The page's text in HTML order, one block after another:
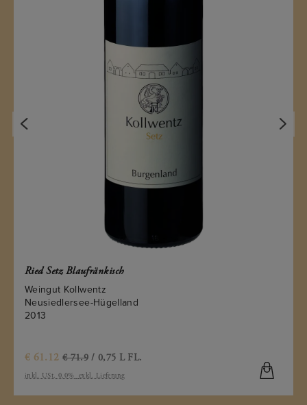
Ried Setz Blaufränkisch
Weingut Kollwentz
Neusiedlersee-Hügelland
2013
€ 61.12 € 71.9 / 0,75 L FL.
inkl. USt. 0.0% exkl. Lieferung